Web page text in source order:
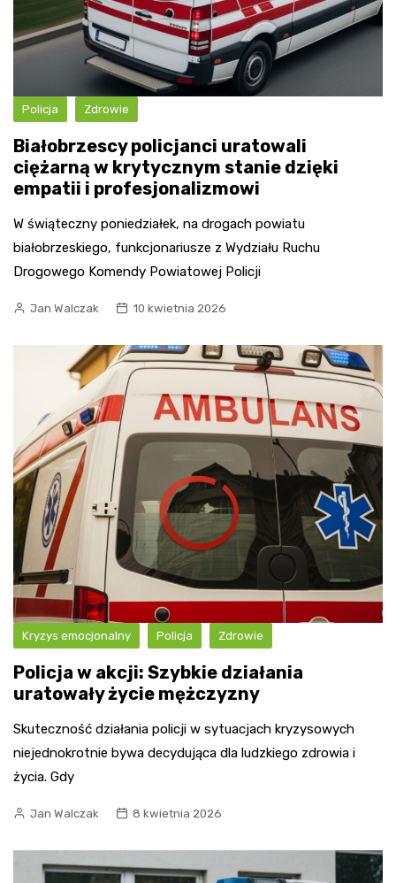
Policja Zdrowie
Białobrzescy policjanci uratowali
ciężarną w krytycznym stanie dzięki
empatii i profesjonalizmowi
W świąteczny poniedziałek, na drogach powiatu
białobrzeskiego, funkcjonariusze z Wydziału Ruchu
Drogowego Komendy Powiatowej Policji
Jan Walczak 10 kwietnia 2026
Kryzys emocjonalny Policja Zdrowie
Policja w akcji: Szybkie działania
uratowały życie mężczyzny
Skuteczność działania policji w sytuacjach kryzysowych
niejednokrotnie bywa decydująca dla ludzkiego zdrowia i
życia. Gdy
Jan Walczak 8 kwietnia 2026